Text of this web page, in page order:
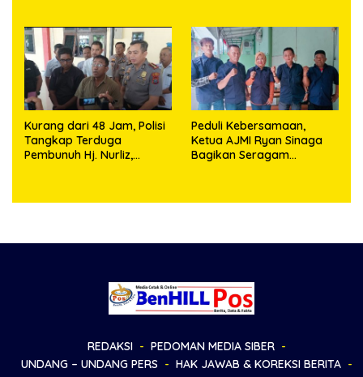
Kurang dari 48 Jam, Polisi
Tangkap Terduga
Pembunuh Hj. Nurliz,
Peduli Kebersamaan,
Ketua AJMI Ryan Sinaga
Bagikan Seragam
REDAKSI
PEDOMAN MEDIA SIBER
UNDANG – UNDANG PERS
HAK JAWAB & KOREKSI BERITA